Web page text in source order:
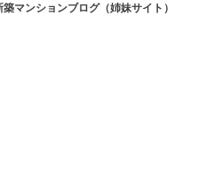
築マンションブログ（姉妹サイト）